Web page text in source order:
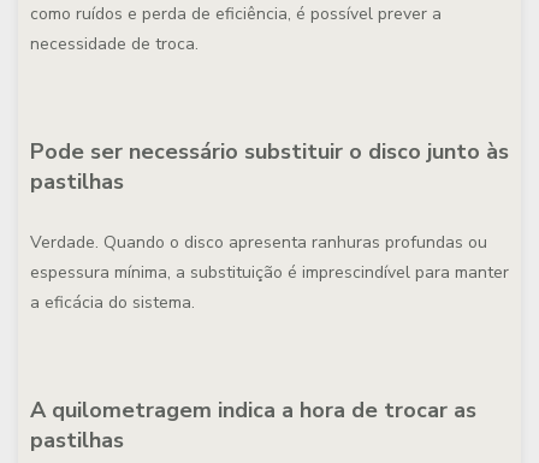
como ruídos e perda de eficiência, é possível prever a
necessidade de troca.
Pode ser necessário substituir o disco junto às
pastilhas
Verdade. Quando o disco apresenta ranhuras profundas ou
espessura mínima, a substituição é imprescindível para manter
a eficácia do sistema.
A quilometragem indica a hora de trocar as
pastilhas